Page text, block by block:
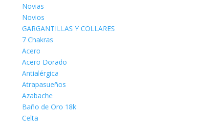
Novias
Novios
GARGANTILLAS Y COLLARES
7 Chakras
Acero
Acero Dorado
Antialérgica
Atrapasueños
Azabache
Baño de Oro 18k
Celta